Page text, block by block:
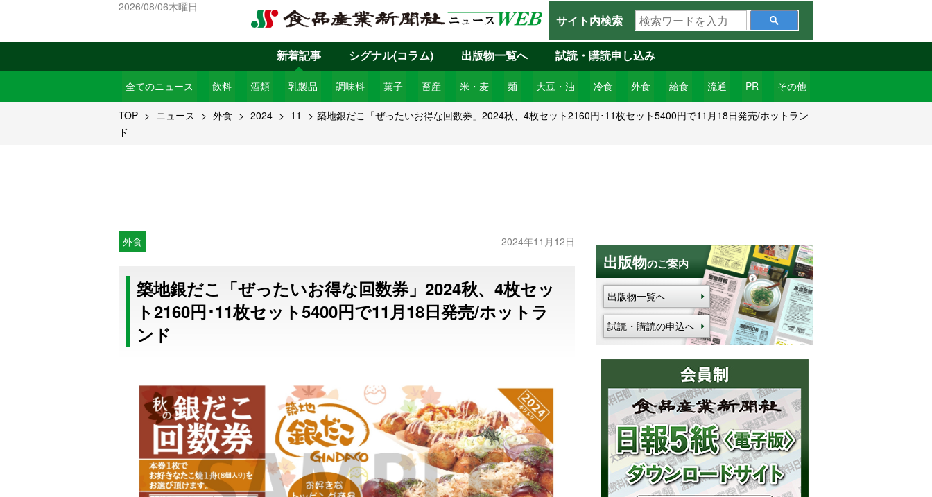
2026/08/06木曜日
サイト内検索
検
索
ワ
ー
ド
を
入
新着記事
全てのニュース 飲料 酒類 乳製品 調味料 菓子 畜産 米・麦 麺 大豆・油 冷食 外食 給食 流通 PR その他
シグナル(コラム) 出版物一覧へ 試読・購読申し込み
TOP ニュース 外食 2024 11
築地銀だこ「ぜったいお得な回数券」2024秋、4枚セット2160円･11枚セット5400円で11月18日発売/ホットラン
ド
外食 2024年11月12日
築地銀だこ「ぜったいお得な回数券」2024秋、4枚セッ
ト2160円･11枚セット5400円で11月18日発売/ホットラ
ンド
出版物のご案内
出版物一覧へ
試読・購読の申込へ